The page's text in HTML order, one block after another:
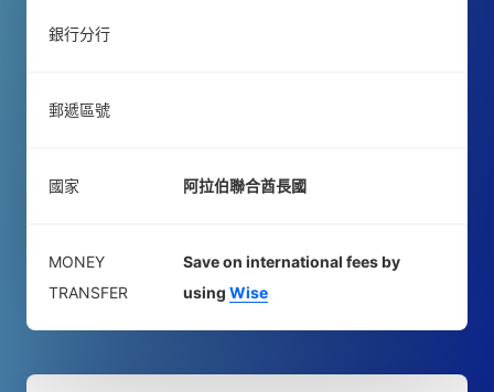
銀行分行
郵遞區號
國家 阿拉伯聯合酋長國
MONEY
TRANSFER
Save on international fees by
using Wise